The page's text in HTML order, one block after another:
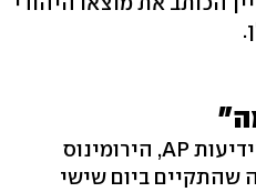
על פי הדיווח של סוכנות הידיעות AP, הירומינוס
שהתקיים ביום שישי